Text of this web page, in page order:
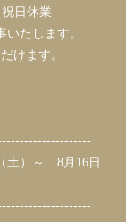
日休業
いたします。
けます。
）～ 8月16日